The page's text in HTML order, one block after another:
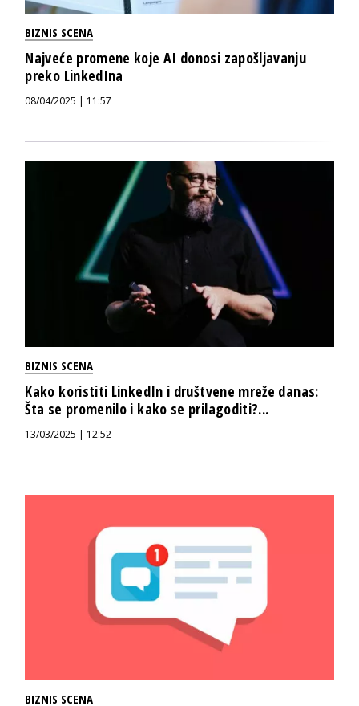
BIZNIS SCENA
Najveće promene koje AI donosi zapošljavanju
preko LinkedIna
08/04/2025 | 11:57
BIZNIS SCENA
Kako koristiti LinkedIn i društvene mreže danas:
Šta se promenilo i kako se prilagoditi?...
13/03/2025 | 12:52
BIZNIS SCENA